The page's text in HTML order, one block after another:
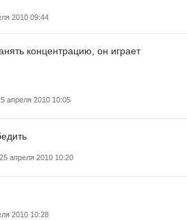
2010 09:44
концентрацию, он играет
апреля 2010 10:05
25 апреля 2010 10:20
2010 10:28